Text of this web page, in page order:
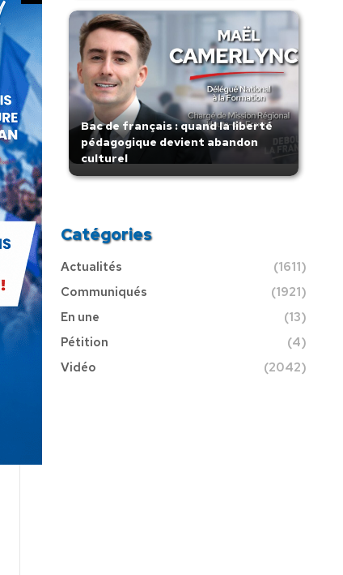
Bac de français : quand la liberté
pédagogique devient abandon
culturel
Catégories
Actualités
(1611)
Communiqués
(1921)
En une
(13)
Pétition
(4)
Vidéo
(2042)